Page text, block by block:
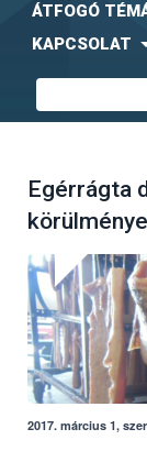
ÁTFOGÓ
KAPCSOLAT
Egérrágta
2017. március 1,